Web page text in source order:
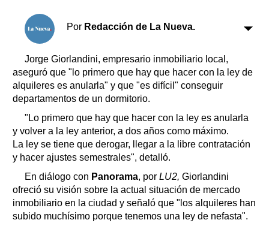
Clasificados
Horóscopo
Suplementos
Servicios
Farmacias
Transportes
Loterías
Datos Útiles
Fúnebres
Edictos
Por Redacción de La Nueva.
Jorge Giorlandini, empresario inmobiliario local,
aseguró que "lo primero que hay que hacer con la ley de
alquileres es anularla" y que "es difícil" conseguir
departamentos de un dormitorio.
"Lo primero que hay que hacer con la ley es anularla
y volver a la ley anterior, a dos años como máximo.
La ley se tiene que derogar, llegar a la libre contratación
y hacer ajustes semestrales", detalló.
En diálogo con Panorama, por LU2, Giorlandini
ofreció su visión sobre la actual situación de mercado
inmobiliario en la ciudad y señaló que "los alquileres han
subido muchísimo porque tenemos una ley de nefasta".